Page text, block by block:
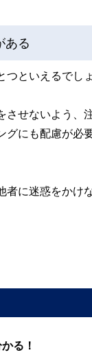
ある
といえるでしょ
させないよう、
グにも配慮が必
者に迷惑をかけ
る！